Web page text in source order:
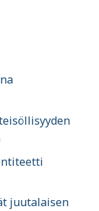
juutalaisen